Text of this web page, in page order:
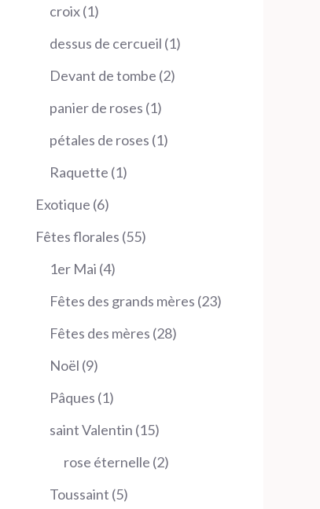
croix 11
produit
dessus de cercueil 11
Devant de tombe 22
panier de roses 11
produit
pétales de roses 11
Raquette 11
Exotique 66
produits
Fêtes florales 5555
1er Mai 44
produits
Fêtes des grands mères 2323
Fêtes des mères 2828
Noël 99
produits
Pâques 11
produit
saint Valentin 1515
produits
rose éternelle 22
Toussaint 55